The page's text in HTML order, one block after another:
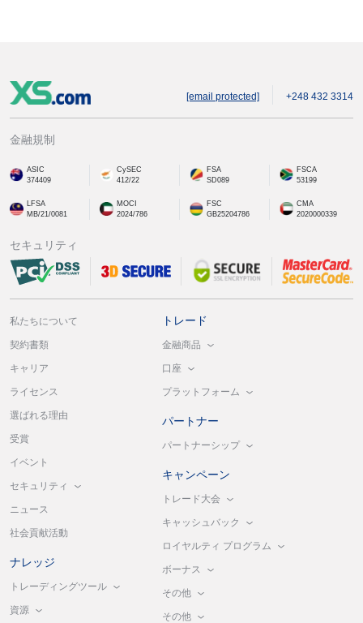
[email protected] +248 432 3314
金融規制
ASIC
374409
CySEC
412/22
FSA
SD089
FSCA
53199
LFSA
MB/21/0081
MOCI
2024/786
FSC
GB25204786
CMA
2020000339
セキュリティ
私たちについて
契約書類
キャリア
ライセンス
選ばれる理由
受賞
イベント
セキュリティ
ニュース
社会貢献活動
ナレッジ
トレーディングツール
資源
トレード
金融商品
口座
プラットフォーム
パートナー
パートナーシップ
キャンペーン
トレード大会
キャッシュバック
ロイヤルティ プログラム
ボーナス
その他
その他